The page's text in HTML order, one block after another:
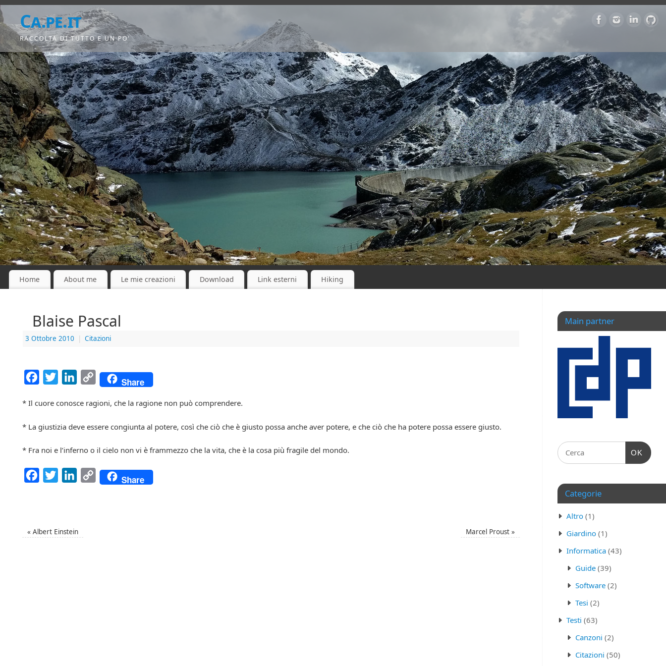
Ca.pe.it
RACCOLTA DI TUTTO E UN PO'
Home About me Le mie creazioni Download Link esterni Hiking
Blaise Pascal
3 Ottobre 2010 | Citazioni
FacebookTwitterLinkedIn
Copy
Share
* Il cuore conosce ragioni, che la ragione non può comprendere.
* La giustizia deve essere congiunta al potere, così che ciò che è giusto possa anche aver potere, e che ciò che ha potere possa essere giusto.
* Fra noi e l’inferno o il cielo non vi è frammezzo che la vita, che è la cosa più fragile del mondo.
FacebookTwitterLinkedIn
Copy
Share
« Albert Einstein Marcel Proust »
Main partner
OK
Categorie
Altro (1)
Giardino (1)
Informatica (43)
Guide (39)
Software (2)
Tesi (2)
Testi (63)
Canzoni (2)
Citazioni (50)